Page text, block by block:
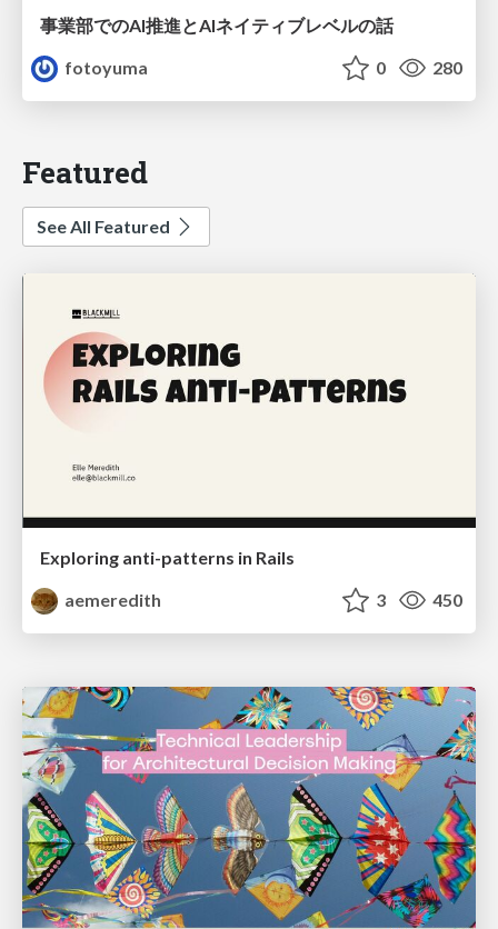
事業部でのAI推進とAIネイティブレベルの話
fotoyuma
0 280
Featured
See All Featured
Exploring anti-patterns in Rails
aemeredith
3 450